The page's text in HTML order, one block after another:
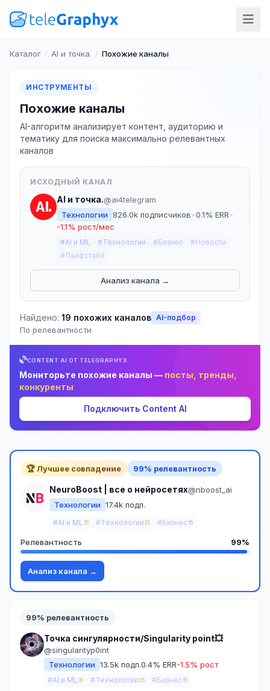
Каталог / AI и точка. / Похожие каналы
ИНСТРУМЕНТЫ
Похожие каналы
AI-алгоритм анализирует контент, аудиторию и
тематику для поиска максимально релевантных
каналов
ИСХОДНЫЙ КАНАЛ
AI и точка.@ai4telegram
Технологии 826.0k подписчиков•0.1% ERR•
-1.1% рост/мес
#AI и ML #Технологии #Бизнес
#Новости
#Лайфстайл
Анализ канала →
Найдено: 19 похожих каналов AI-подбор
По релевантности
CONTENT AI ОТ TELEGRAPHYX
Мониторьте похожие каналы — посты, тренды,
конкуренты
Подключить Content AI
🏆 Лучшее совпадение 99% релевантность
NeuroBoost | все о нейросетях@nboost_ai
Технологии 17.4k подп.
#AI и ML 35 #Технологии 25 #Бизнес 15
Релевантность 99%
Анализ канала →
99% релевантность
Точка сингулярности/Singularity point💥
@singularityp0int
Технологии 13.5k подп.0.4% ERR-1.5% рост
#AI и ML 35 #Технологии 25 #Бизнес 15